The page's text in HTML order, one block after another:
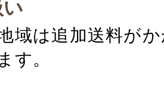
域は追加送料が
す。